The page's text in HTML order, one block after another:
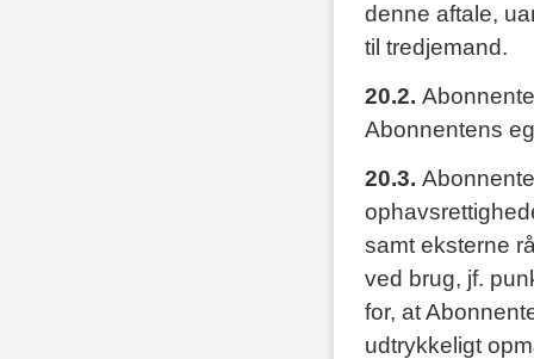
denne aftale,
til tredjemand.
20.2.
Abonnentens
20.3.
samt eksterne
ved brug, jf.
for, at
udtrykkeligt